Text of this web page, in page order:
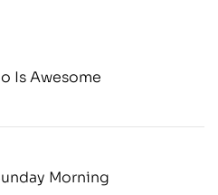
Is Awesome
Morning